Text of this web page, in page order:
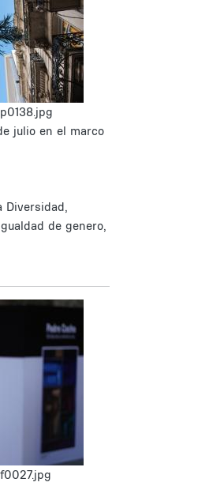
julio en el marco
Diversidad,
de genero,